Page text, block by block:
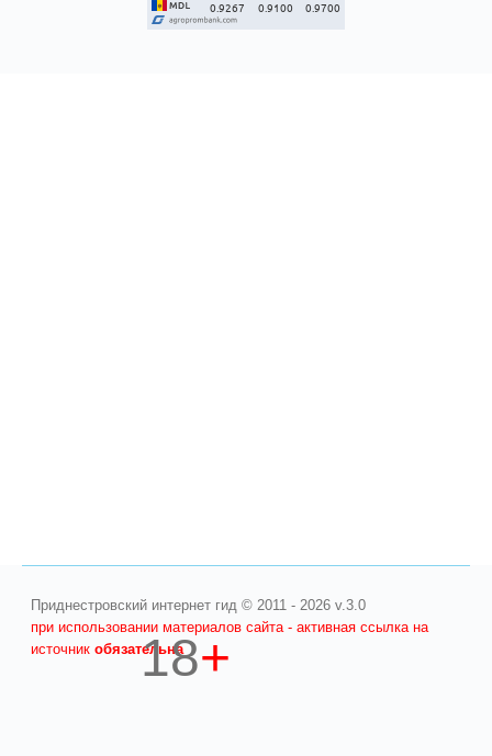
Приднестровский интернет гид © 2011 - 2026 v.3.0
при использовании материалов сайта - активная ссылка на
источникобязательна
18+